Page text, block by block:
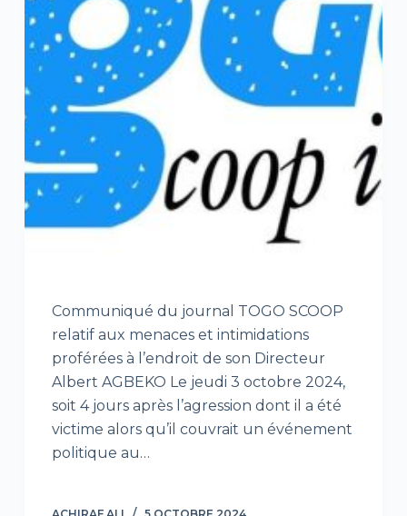
Communiqué du journal TOGO SCOOP
relatif aux menaces et intimidations
proférées à l’endroit de son Directeur
Albert AGBEKO Le jeudi 3 octobre 2024,
soit 4 jours après l’agression dont il a été
victime alors qu’il couvrait un événement
politique au…